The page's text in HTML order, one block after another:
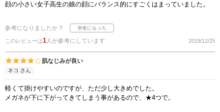
顔の小さい女子高生の娘の顔にバランス的にすごくはまっていました。
参考になりましたか？
このレビューは1人が参考にしています 2019/12/25
肌なじみが良い
ネコ さん
軽くて掛けやすいのですが、ただ少し大きめでした。
メガネが下に下がってきてしまう事があるので、★4つで。